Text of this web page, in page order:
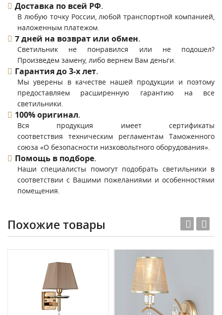
Доставка по всей РФ.
В любую точку России, любой транспортной компанией,
наложенным платежом.
7 дней на возврат или обмен.
Светильник не понравился или не подошел?
Произведем замену, либо вернем Вам деньги.
Гарантия до 3-х лет.
Мы уверены в качестве нашей продукции и поэтому
предоставляем расширенную гарантию на все
светильники.
100% оригинал.
Вся продукция имеет сертификаты
соответствия техническим регламентам Таможенного
союза «О безопасности низковольтного оборудования».
Помощь в подборе.
Наши специалисты помогут подобрать светильники в
соответствии с Вашими пожеланиями и особенностями
помещения.
Похожие товары